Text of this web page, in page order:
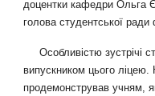
доцентки кафедри Ольга
голова студентської
Особливістю зустрічі
випускником цього ліцею.
продемонстрував учням,